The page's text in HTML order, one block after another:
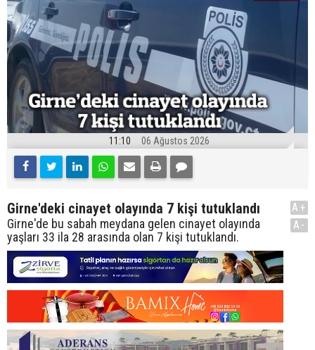
11:10 06 Ağustos 2026
Girne'deki cinayet olayında 7 kişi tutuklandı
Girne'de bu sabah meydana gelen cinayet olayında
yaşları 33 ila 28 arasında olan 7 kişi tutuklandı.
A+
A-